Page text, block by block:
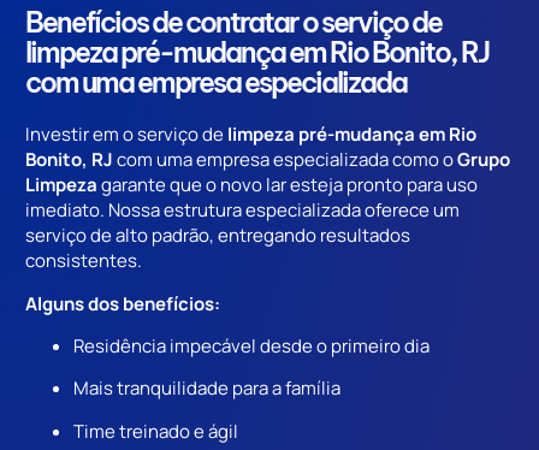
Benefícios de contratar o serviço de
limpeza pré-mudança em Rio Bonito, RJ
com uma empresa especializada
Investir em o serviço delimpeza pré-mudança em Rio
Bonito, RJcom uma empresa especializada como oGrupo
Limpezagarante que o novo lar esteja pronto para uso
imediato. Nossa estrutura especializada oferece um
serviço de alto padrão, entregando resultados
consistentes.
Alguns dos benefícios:
Residência impecável desde o primeiro dia
Mais tranquilidade para a família
Time treinado e ágil